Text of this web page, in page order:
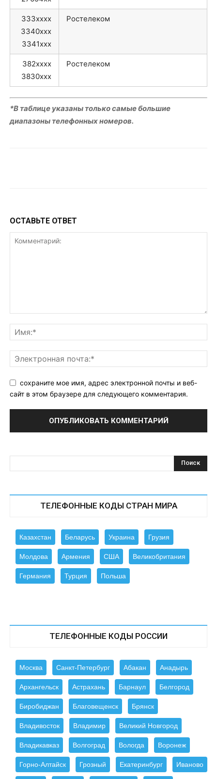
333xxxx
3340xxx
3341xxx
Ростелеком
382xxxx
3830xxx
Ростелеком
*В таблице указаны только самые большие
диапазоны телефонных номеров.
ОСТАВЬТЕ ОТВЕТ
сохраните мое имя, адрес электронной почты и веб-
сайт в этом браузере для следующего комментария.
ТЕЛЕФОННЫЕ КОДЫ СТРАН МИРА
Казахстан Беларусь Украина Грузия
Молдова Армения США Великобритания
Германия Турция Польша
ТЕЛЕФОННЫЕ КОДЫ РОССИИ
Москва Санкт-Петербург Абакан Анадырь
Архангельск Астрахань Барнаул Белгород
Биробиджан Благовещенск Брянск
Владивосток Владимир Великий Новгород
Владикавказ Волгоград Вологда Воронеж
Горно-Алтайск Грозный Екатеринбург Иваново